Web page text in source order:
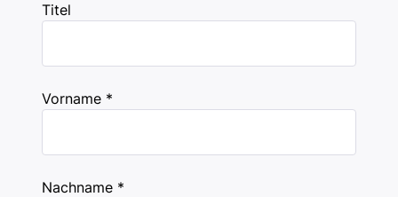
Titel
Vorname *
Nachname *